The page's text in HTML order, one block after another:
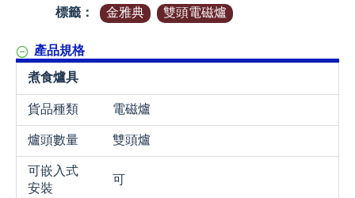
標籤： 金雅典 雙頭電磁爐
產品規格
煮食爐具
貨品種類
電磁爐
爐頭數量
雙頭爐
可嵌入式
安裝
可